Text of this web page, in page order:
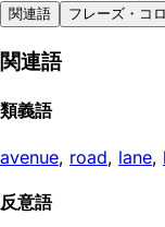
関連語 フレーズ・コ
関連語
類義語
avenue, road, lane,
反意語